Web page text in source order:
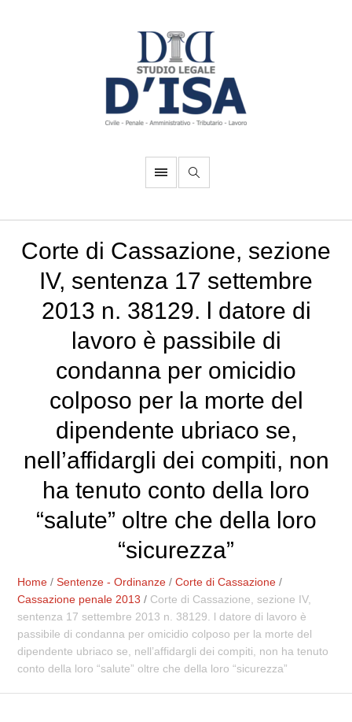
Corte di Cassazione, sezione
IV, sentenza 17 settembre
2013 n. 38129. l datore di
lavoro è passibile di
condanna per omicidio
colposo per la morte del
dipendente ubriaco se,
nell’affidargli dei compiti, non
ha tenuto conto della loro
“salute” oltre che della loro
“sicurezza”
Home /Sentenze - Ordinanze /Corte di Cassazione /
Cassazione penale 2013 / Corte di Cassazione, sezione IV,
sentenza 17 settembre 2013 n. 38129. l datore di lavoro è
passibile di condanna per omicidio colposo per la morte del
dipendente ubriaco se, nell’affidargli dei compiti, non ha tenuto
conto della loro “salute” oltre che della loro “sicurezza”